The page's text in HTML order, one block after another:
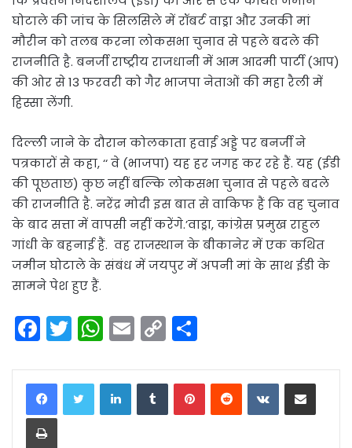
घोटाले की जांच के सिलसिले में रॉबर्ट वाड्रा और उनकी मां
मौरीन को तलब करना लोकसभा चुनाव से पहले बदले की
राजनीति है. बनर्जी राष्ट्रीय राजधानी में आम आदमी पार्टी (आप)
की ओर से 13 फरवरी को गैर भाजपा नेताओं की महा रैली में
हिस्सा लेंगी.
दिल्ली जाने के दौरान कोलकाता हवाई अड्डे पर बनर्जी ने
पत्रकारों से कहा, ‘‘ वे (भाजपा) यह हर जगह कर रहे हैं. यह (ईडी
की पूछताछ) कुछ नहीं बल्कि लोकसभा चुनाव से पहले बदले
की राजनीति है. नरेंद्र मोदी इस बात से वाकिफ हैं कि वह चुनाव
के बाद सत्ता में वापसी नहीं करेंगे.’वाड्रा, कांग्रेस प्रमुख राहुल
गांधी के बहनाई हैं. वह राजस्थान के बीकानेर में एक कथित
जमीन घोटाले के संबंध में जयपुर में अपनी मां के साथ ईडी के
सामने पेश हुए हैं.
F
a
c
e
b
T
w
itt
er
W
h
a
ts
E
m
ai
C
o
p ar
LinkedInTumblrPinterestReddit VKontakteShare via Email
Print